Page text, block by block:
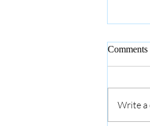
Comments
Write a